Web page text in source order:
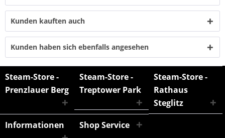
Kunden kauften auch
Kunden haben sich ebenfalls angesehen
Steam-Store -
Prenzlauer Berg
Steam-Store -
Treptower Park
Steam-Store -
Rathaus
Steglitz
Informationen
Shop Service